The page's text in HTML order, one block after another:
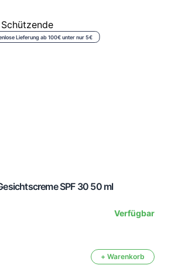
Lieferung ab 100€ unter nur 5€
SPF 30 50 ml
Verfügbar
+ Warenkorb